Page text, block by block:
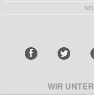
WIR